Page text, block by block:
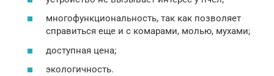
многофункциональность, так как позволяет
справиться еще и с комарами, молью, мухами;
доступная цена;
экологичность.